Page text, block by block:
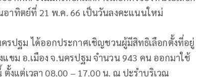
าทิตย์ที่ 21 พ.ค. 66 เป็นวันลงคะแนนใหม่
รปฐม ได้ออกประกาศเชิญชวนผู้มีสิทธิเลือกตั้งที่อยู่
ขม อ.เมือง จ.นครปฐม จำนวน 943 คน ออกมาใช้
งแต่เวลา 08.00 – 17.00 น. ณ ปะรำบริเวณ